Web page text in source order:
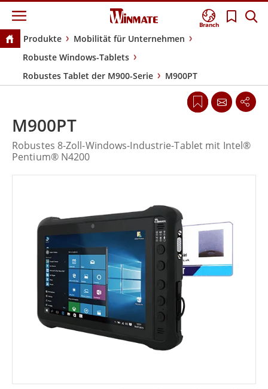
Branch
Produkte
Mobilität für Unternehmen
Robuste Windows-Tablets
Robustes Tablet der M900-Serie
M900PT
M900PT
Robustes 8-Zoll-Windows-Industrie-Tablet mit Intel®
Pentium® N4200